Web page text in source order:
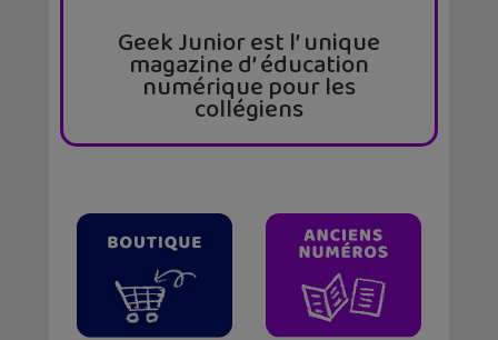
Geek Junior est l’ unique
magazine d’ éducation
numérique pour les
collégiens